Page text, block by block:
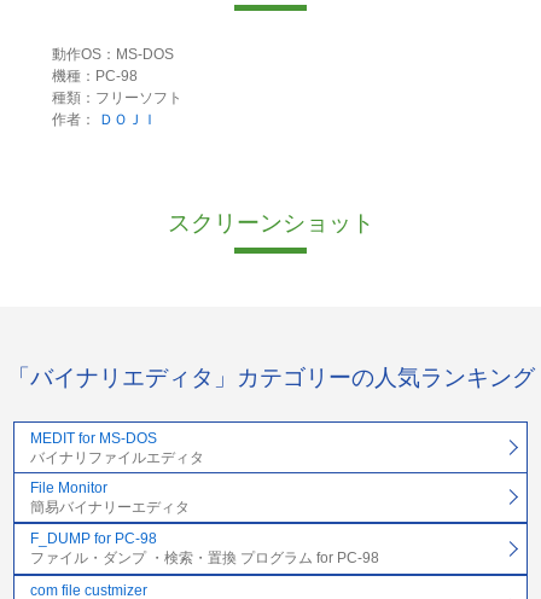
動作OS：MS-DOS
機種：PC-98
種類：フリーソフト
作者：
ＤＯＪＩ
スクリーンショット
「バイナリエディタ」カテゴリーの人気ランキング
MEDIT for MS-DOS
バイナリファイルエディタ
File Monitor
簡易バイナリーエディタ
F_DUMP for PC-98
ファイル・ダンプ ・検索・置換 プログラム for PC-98
com file custmizer